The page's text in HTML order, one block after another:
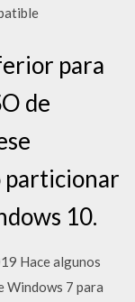
para
de
particionar
10.
Hace algunos
Windows 7 para